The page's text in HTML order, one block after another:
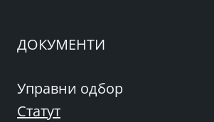
ДОКУМЕНТИ
Управни одбор
Статут